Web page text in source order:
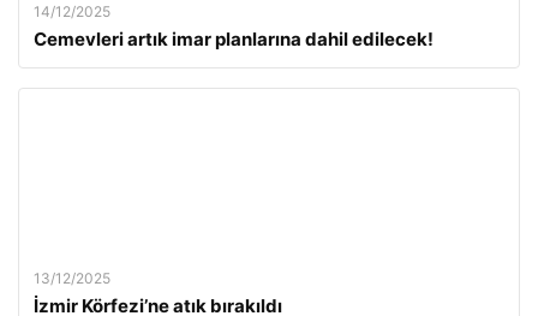
14/12/2025
Cemevleri artık imar planlarına dahil edilecek!
13/12/2025
İzmir Körfezi’ne atık bırakıldı